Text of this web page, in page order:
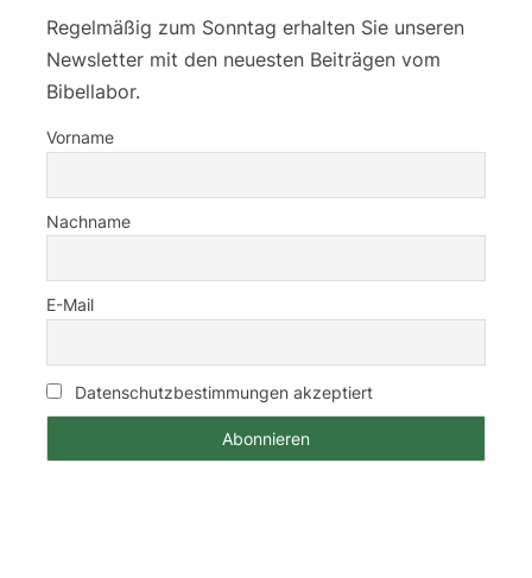
Regelmäßig zum Sonntag erhalten Sie unseren
Newsletter mit den neuesten Beiträgen vom
Bibellabor.
Vorname
Nachname
E-Mail
Datenschutzbestimmungen akzeptiert